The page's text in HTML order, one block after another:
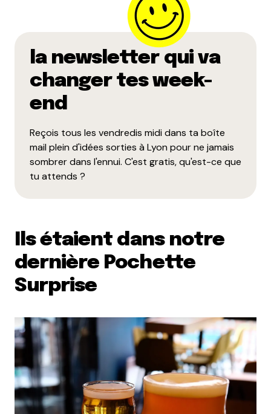
la newsletter qui va
changer tes week-
end
Reçois tous les vendredis midi dans ta boîte
mail plein d'idées sorties à Lyon pour ne jamais
sombrer dans l'ennui. C'est gratis, qu'est-ce que
tu attends ?
Ils étaient dans notre
dernière Pochette
Surprise